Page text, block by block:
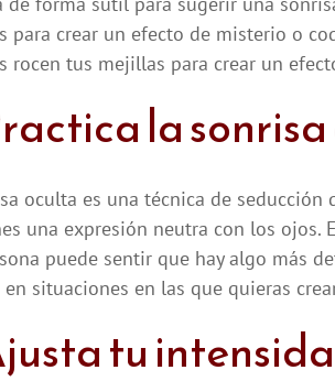
para crear un efecto de misterio o
rocen tus mejillas para crear un
la
oculta es una técnica de
una expresión neutra con los ojos.
puede sentir que hay algo más
situaciones en las que quieras
tu